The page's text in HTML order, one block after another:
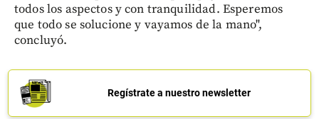
todos los aspectos y con tranquilidad. Esperemos
que todo se solucione y vayamos de la mano",
concluyó.
Regístrate a nuestro newsletter